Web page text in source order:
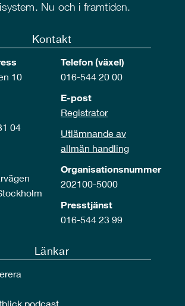
Nu och i framtiden.
Kontakt
10
04
Telefon (växel)
016-544 20 00
E-post
Registrator
Utlämnande av
allmän handling
Organisationsnummer
202100-5000
Presstjänst
016-544 23 99
Länkar
podcast